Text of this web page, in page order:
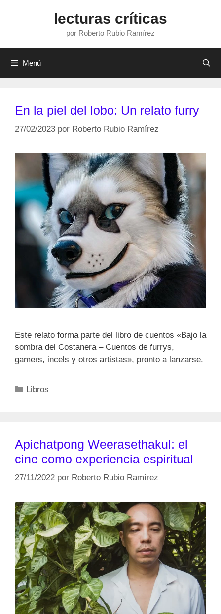
lecturas críticas
por Roberto Rubio Ramírez
Menú
En la piel del lobo: Un relato furry
27/02/2023 por Roberto Rubio Ramírez
Este relato forma parte del libro de cuentos «Bajo la
sombra del Costanera – Cuentos de furrys,
gamers, incels y otros artistas», pronto a lanzarse.
Categorías
Libros
Apichatpong Weerasethakul: el
cine como experiencia espiritual
27/11/2022 por Roberto Rubio Ramírez